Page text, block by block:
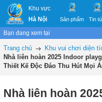
Khu vực
Hà Nội
Sản phẩm Tin
Bạn đang xem tại
Trang chủ
Khu vui chơi diện
Nhà liên hoàn 2025 Indoor
Thiết Kế Độc Đáo Thu Hút Mọi
Nhà liên hoàn